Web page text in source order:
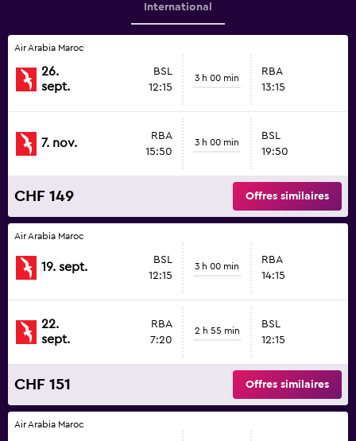
International
Air Arabia Maroc
26.
sept.
BSL
12:15
3 h 00 min
RBA
13:15
7. nov.
RBA
15:50
3 h 00 min
BSL
19:50
CHF 149 Offres similaires
Air Arabia Maroc
19. sept.
BSL
12:15
3 h 00 min
RBA
14:15
22.
sept.
RBA
7:20
2 h 55 min
BSL
12:15
CHF 151 Offres similaires
Air Arabia Maroc